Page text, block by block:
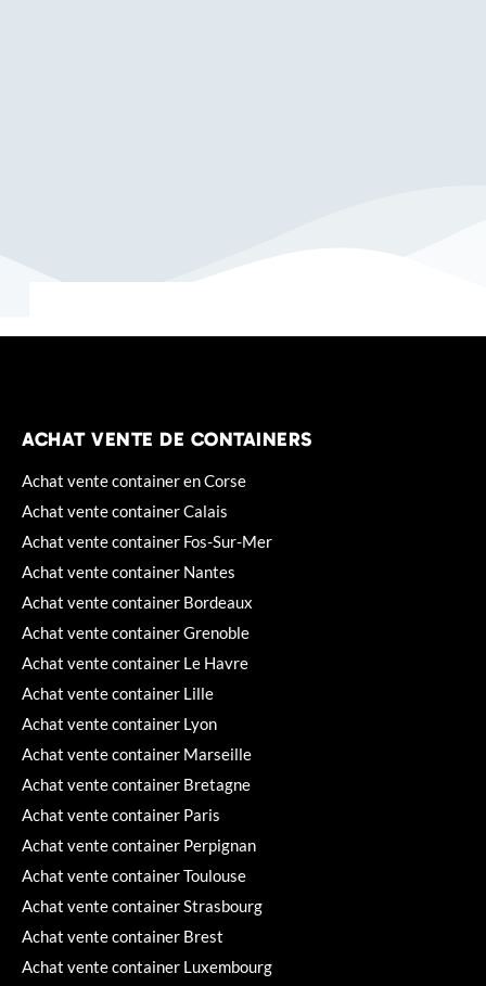
ACHAT VENTE DE CONTAINERS
Achat vente container en Corse
Achat vente container Calais
Achat vente container Fos-Sur-Mer
Achat vente container Nantes
Achat vente container Bordeaux
Achat vente container Grenoble
Achat vente container Le Havre
Achat vente container Lille
Achat vente container Lyon
Achat vente container Marseille
Achat vente container Bretagne
Achat vente container Paris
Achat vente container Perpignan
Achat vente container Toulouse
Achat vente container Strasbourg
Achat vente container Brest
Achat vente container Luxembourg